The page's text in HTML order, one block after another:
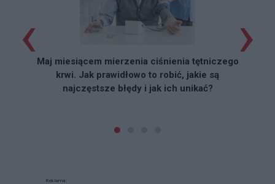
Maj miesiącem mierzenia ciśnienia tętniczego
krwi. Jak prawidłowo to robić, jakie są
najczęstsze błędy i jak ich unikać?
‹ ›
Reklama: